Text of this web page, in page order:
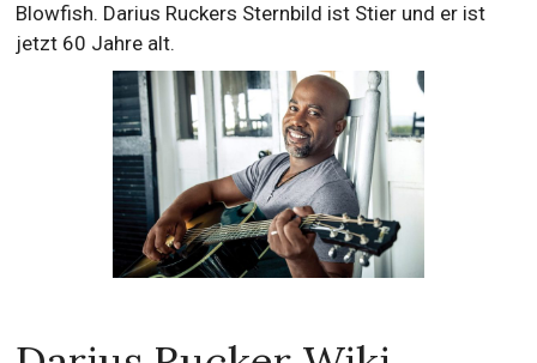
Blowfish. Darius Ruckers Sternbild ist Stier und er ist
jetzt 60 Jahre alt.